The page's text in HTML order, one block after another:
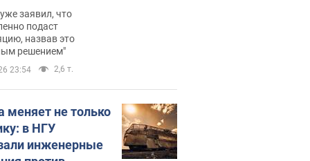
зала
400 млн
заявил, что
подаст
назвав это
решением"
23:54 2,6 т.
меняет не только
в НГУ
инженерные